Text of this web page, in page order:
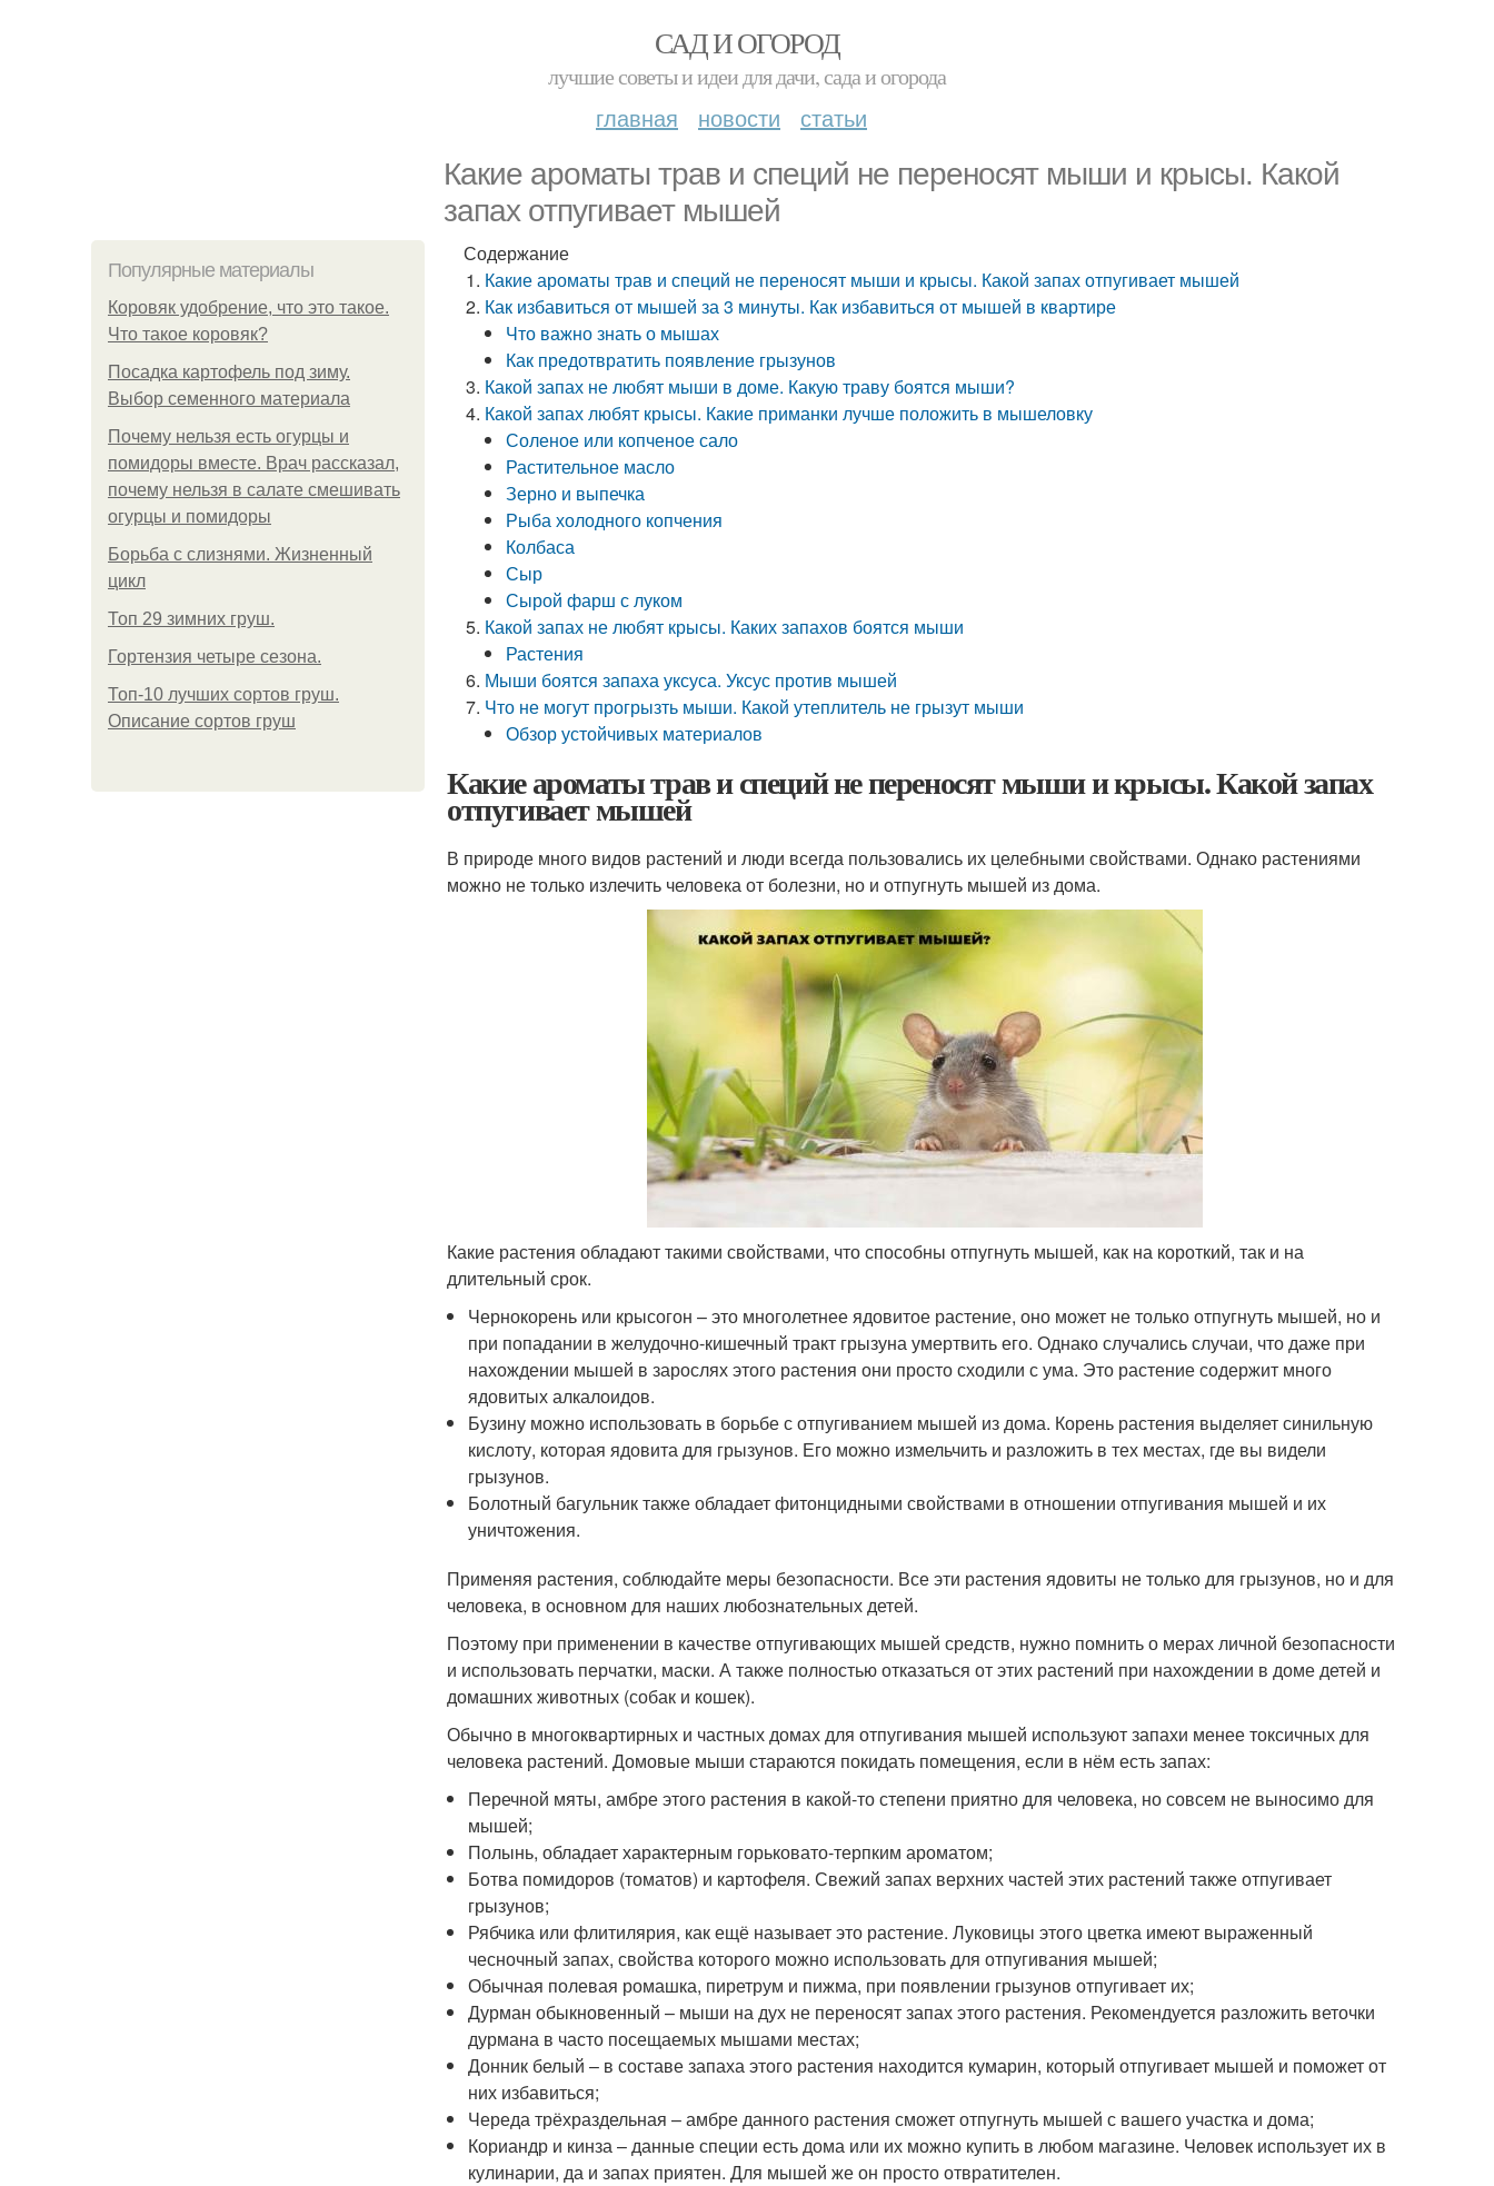
САД И ОГОРОД
лучшие советы и идеи для дачи, сада и огорода
главная новости статьи
Какие ароматы трав и специй не переносят мыши и крысы. Какой
запах отпугивает мышей
Популярные материалы
Коровяк удобрение, что это такое.
Что такое коровяк?
Посадка картофель под зиму.
Выбор семенного материала
Почему нельзя есть огурцы и
помидоры вместе. Врач рассказал,
почему нельзя в салате смешивать
огурцы и помидоры
Борьба с слизнями. Жизненный
цикл
Топ 29 зимних груш.
Гортензия четыре сезона.
Топ-10 лучших сортов груш.
Описание сортов груш
Содержание
Какие ароматы трав и специй не переносят мыши и крысы. Какой запах отпугивает мышей
Как избавиться от мышей за 3 минуты. Как избавиться от мышей в квартире
Что важно знать о мышах
Как предотвратить появление грызунов
Какой запах не любят мыши в доме. Какую траву боятся мыши?
Какой запах любят крысы. Какие приманки лучше положить в мышеловку
Соленое или копченое сало
Растительное масло
Зерно и выпечка
Рыба холодного копчения
Колбаса
Сыр
Сырой фарш с луком
Какой запах не любят крысы. Каких запахов боятся мыши
Растения
Мыши боятся запаха уксуса. Уксус против мышей
Что не могут прогрызть мыши. Какой утеплитель не грызут мыши
Обзор устойчивых материалов
Какие ароматы трав и специй не переносят мыши и крысы. Какой запах
отпугивает мышей
В природе много видов растений и люди всегда пользовались их целебными свойствами. Однако растениями
можно не только излечить человека от болезни, но и отпугнуть мышей из дома.
Какие растения обладают такими свойствами, что способны отпугнуть мышей, как на короткий, так и на
длительный срок.
Чернокорень или крысогон – это многолетнее ядовитое растение, оно может не только отпугнуть мышей, но и
при попадании в желудочно-кишечный тракт грызуна умертвить его. Однако случались случаи, что даже при
нахождении мышей в зарослях этого растения они просто сходили с ума. Это растение содержит много
ядовитых алкалоидов.
Бузину можно использовать в борьбе с отпугиванием мышей из дома. Корень растения выделяет синильную
кислоту, которая ядовита для грызунов. Его можно измельчить и разложить в тех местах, где вы видели
грызунов.
Болотный багульник также обладает фитонцидными свойствами в отношении отпугивания мышей и их
уничтожения.
Применяя растения, соблюдайте меры безопасности. Все эти растения ядовиты не только для грызунов, но и для
человека, в основном для наших любознательных детей.
Поэтому при применении в качестве отпугивающих мышей средств, нужно помнить о мерах личной безопасности
и использовать перчатки, маски. А также полностью отказаться от этих растений при нахождении в доме детей и
домашних животных (собак и кошек).
Обычно в многоквартирных и частных домах для отпугивания мышей используют запахи менее токсичных для
человека растений. Домовые мыши стараются покидать помещения, если в нём есть запах:
Перечной мяты, амбре этого растения в какой-то степени приятно для человека, но совсем не выносимо для
мышей;
Полынь, обладает характерным горьковато-терпким ароматом;
Ботва помидоров (томатов) и картофеля. Свежий запах верхних частей этих растений также отпугивает
грызунов;
Рябчика или флитилярия, как ещё называет это растение. Луковицы этого цветка имеют выраженный
чесночный запах, свойства которого можно использовать для отпугивания мышей;
Обычная полевая ромашка, пиретрум и пижма, при появлении грызунов отпугивает их;
Дурман обыкновенный – мыши на дух не переносят запах этого растения. Рекомендуется разложить веточки
дурмана в часто посещаемых мышами местах;
Донник белый – в составе запаха этого растения находится кумарин, который отпугивает мышей и поможет от
них избавиться;
Череда трёхраздельная – амбре данного растения сможет отпугнуть мышей с вашего участка и дома;
Кориандр и кинза – данные специи есть дома или их можно купить в любом магазине. Человек использует их в
кулинарии, да и запах приятен. Для мышей же он просто отвратителен.